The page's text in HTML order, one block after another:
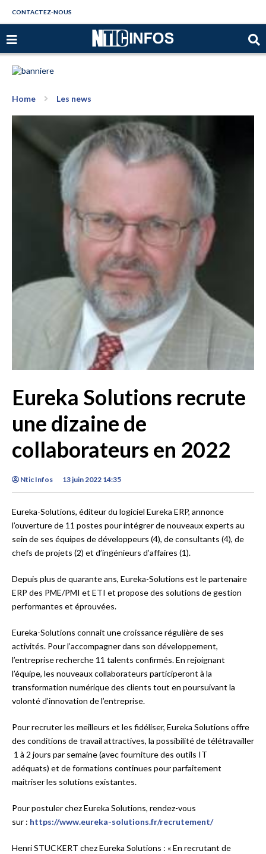
CONTACTEZ-NOUS
Home Les news
Eureka Solutions recrute
une dizaine de
collaborateurs en 2022
Ntic Infos 13 juin 2022 14:35
Eureka-Solutions, éditeur du logiciel Eureka ERP, annonce
l’ouverture de 11 postes pour intégrer de nouveaux experts au
sein de ses équipes de développeurs (4), de consultants (4), de
chefs de projets (2) et d’ingénieurs d’affaires (1).
Depuis plus de quarante ans, Eureka-Solutions est le partenaire
ERP des PME/PMI et ETI et propose des solutions de gestion
performantes et éprouvées.
Eureka-Solutions connait une croissance régulière de ses
activités. Pour l’accompagner dans son développement,
l’entreprise recherche 11 talents confirmés. En rejoignant
l’équipe, les nouveaux collaborateurs participeront à la
transformation numérique des clients tout en poursuivant la
volonté d’innovation de l’entreprise.
Pour recruter les meilleurs et les fidéliser, Eureka Solutions offre
des conditions de travail attractives, la possibilité de télétravailler
1 à 2 jours par semaine (avec fourniture des outils IT
adéquats) et de formations continues pour parfaitement
maitriser les solutions existantes.
Pour postuler chez Eureka Solutions, rendez-vous
sur : https://www.eureka-solutions.fr/recrutement/
Henri STUCKERT chez Eureka Solutions : « En recrutant de